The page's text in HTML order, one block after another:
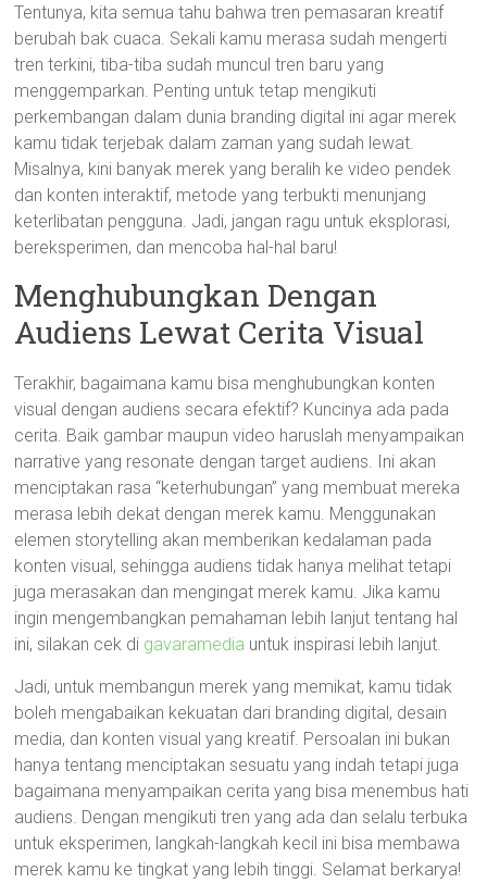
Tentunya, kita semua tahu bahwa tren pemasaran kreatif
berubah bak cuaca. Sekali kamu merasa sudah mengerti
tren terkini, tiba-tiba sudah muncul tren baru yang
menggemparkan. Penting untuk tetap mengikuti
perkembangan dalam dunia branding digital ini agar merek
kamu tidak terjebak dalam zaman yang sudah lewat.
Misalnya, kini banyak merek yang beralih ke video pendek
dan konten interaktif, metode yang terbukti menunjang
keterlibatan pengguna. Jadi, jangan ragu untuk eksplorasi,
bereksperimen, dan mencoba hal-hal baru!
Menghubungkan Dengan
Audiens Lewat Cerita Visual
Terakhir, bagaimana kamu bisa menghubungkan konten
visual dengan audiens secara efektif? Kuncinya ada pada
cerita. Baik gambar maupun video haruslah menyampaikan
narrative yang resonate dengan target audiens. Ini akan
menciptakan rasa “keterhubungan” yang membuat mereka
merasa lebih dekat dengan merek kamu. Menggunakan
elemen storytelling akan memberikan kedalaman pada
konten visual, sehingga audiens tidak hanya melihat tetapi
juga merasakan dan mengingat merek kamu. Jika kamu
ingin mengembangkan pemahaman lebih lanjut tentang hal
ini, silakan cek di gavaramedia untuk inspirasi lebih lanjut.
Jadi, untuk membangun merek yang memikat, kamu tidak
boleh mengabaikan kekuatan dari branding digital, desain
media, dan konten visual yang kreatif. Persoalan ini bukan
hanya tentang menciptakan sesuatu yang indah tetapi juga
bagaimana menyampaikan cerita yang bisa menembus hati
audiens. Dengan mengikuti tren yang ada dan selalu terbuka
untuk eksperimen, langkah-langkah kecil ini bisa membawa
merek kamu ke tingkat yang lebih tinggi. Selamat berkarya!